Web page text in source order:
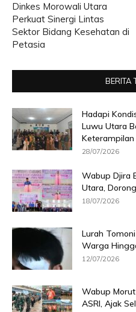
Dinkes Morowali Utara
Perkuat Sinergi Lintas
Sektor Bidang Kesehatan di
Petasia
BERITA
Hadapi
Luwu Utara
Keterampilan
28/07/2026
Wabup Djira
Utara,
18/07/2026
Lurah
Warga
12/07/2026
Wabup
ASRI, Ajak